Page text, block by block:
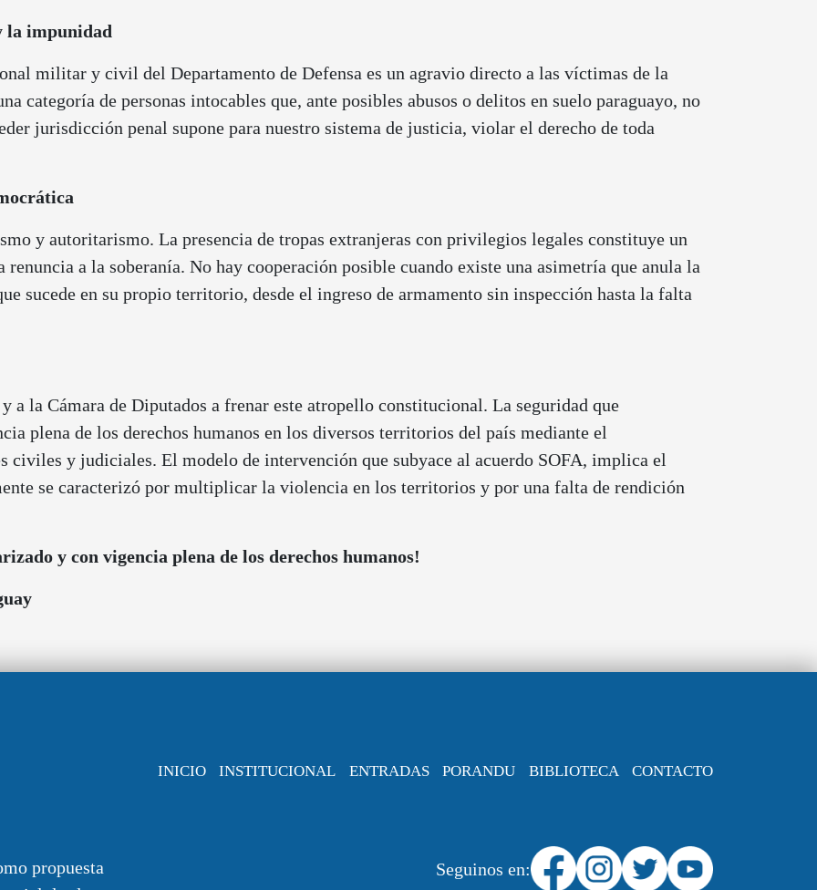
la impunidad
militar y civil del Departamento de Defensa es un agravio directo a las víctimas de la
categoría de personas intocables que, ante posibles abusos o delitos en suelo paraguayo, no
jurisdicción penal supone para nuestro sistema de justicia, violar el derecho de toda
y autoritarismo. La presencia de tropas extranjeras con privilegios legales constituye un
a la soberanía. No hay cooperación posible cuando existe una asimetría que anula la
sucede en su propio territorio, desde el ingreso de armamento sin inspección hasta la falta
a la Cámara de Diputados a frenar este atropello constitucional. La seguridad que
plena de los derechos humanos en los diversos territorios del país mediante el
civiles y judiciales. El modelo de intervención que subyace al acuerdo SOFA, implica el
se caracterizó por multiplicar la violencia en los territorios y por una falta de rendición
y con vigencia plena de los derechos humanos!
propuesta
INICIO INSTITUCIONAL ENTRADAS PORANDU BIBLIOTECA CONTACTO
Seguinos en: